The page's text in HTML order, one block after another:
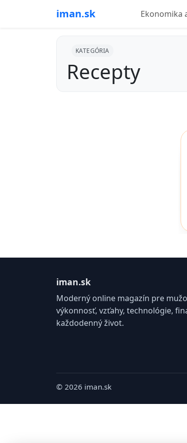
iman.sk Ekonomika
KATEGÓRIA
Recepty
iman.sk
Moderný online magazín pre
výkonnosť, vzťahy, technológie,
každodenný život.
© 2026 iman.sk